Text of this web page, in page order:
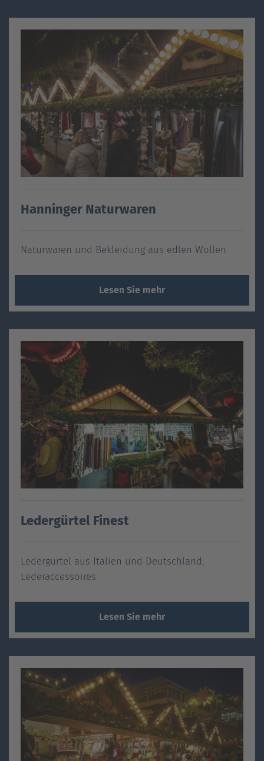
Hanninger Naturwaren
Naturwaren und Bekleidung aus edlen Wollen
Lesen Sie mehr
Ledergürtel Finest
Ledergürtel aus Italien und Deutschland,
Lederaccessoires
Lesen Sie mehr